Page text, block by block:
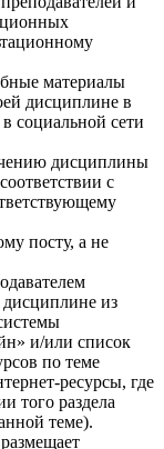
материалы
дисциплине в
в социальной сети
дисциплины
с
посту, а не
из
и/или список
по теме
ресурсы, где
того раздела
теме).